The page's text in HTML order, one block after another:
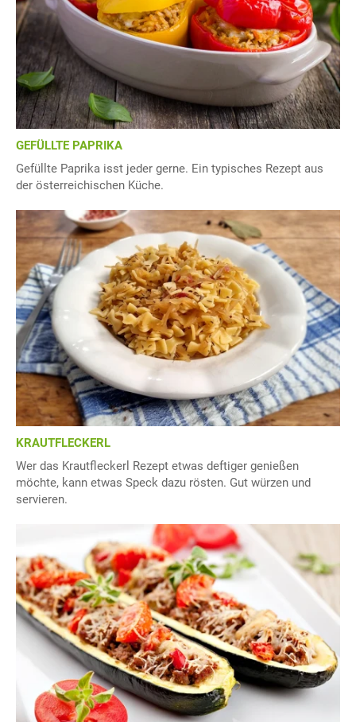
GEFÜLLTE PAPRIKA
Gefüllte Paprika isst jeder gerne. Ein typisches Rezept aus
der österreichischen Küche.
KRAUTFLECKERL
Wer das Krautfleckerl Rezept etwas deftiger genießen
möchte, kann etwas Speck dazu rösten. Gut würzen und
servieren.